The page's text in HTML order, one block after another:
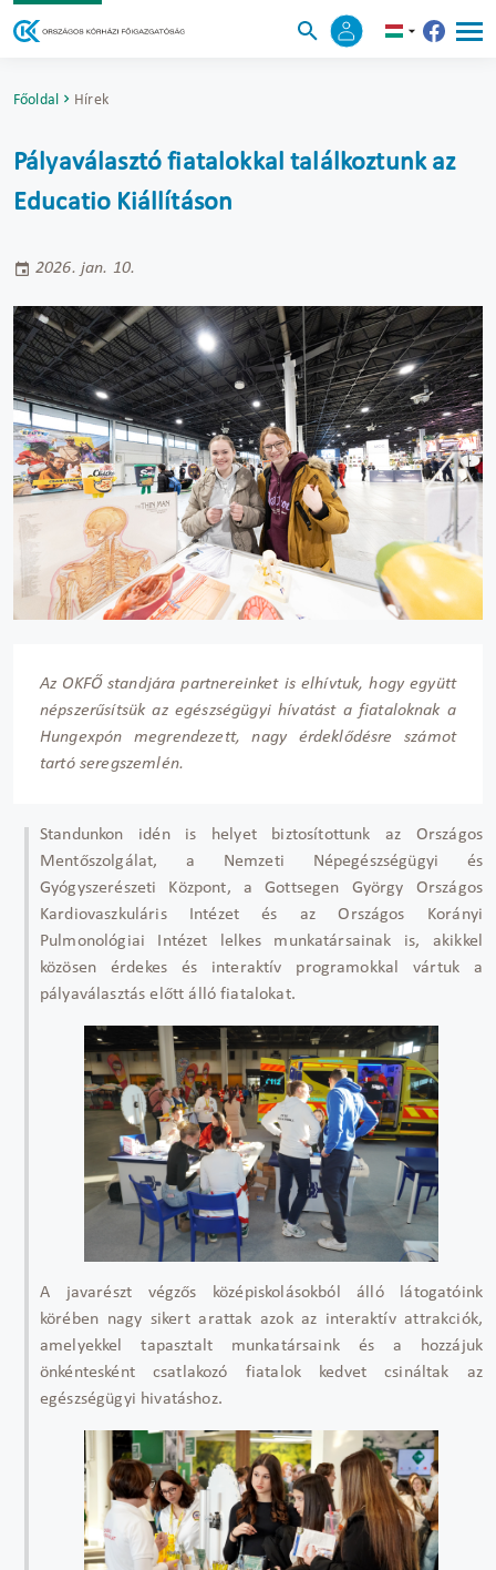
Főoldal Hírek
Pályaválasztó fiatalokkal találkoztunk az
Educatio Kiállításon
2026. jan. 10.
Az OKFŐ standjára partnereinket is elhívtuk, hogy együtt
népszerűsítsük az egészségügyi hívatást a fiataloknak a
Hungexpón megrendezett, nagy érdeklődésre számot
tartó seregszemlén.
Standunkon idén is helyet biztosítottunk az Országos
Mentőszolgálat, a Nemzeti Népegészségügyi és
Gyógyszerészeti Központ, a Gottsegen György Országos
Kardiovaszkuláris Intézet és az Országos Korányi
Pulmonológiai Intézet lelkes munkatársainak is, akikkel
közösen érdekes és interaktív programokkal vártuk a
pályaválasztás előtt álló fiatalokat.
A javarészt végzős középiskolásokból álló látogatóink
körében nagy sikert arattak azok az interaktív attrakciók,
amelyekkel tapasztalt munkatársaink és a hozzájuk
önkéntesként csatlakozó fiatalok kedvet csináltak az
egészségügyi hivatáshoz.